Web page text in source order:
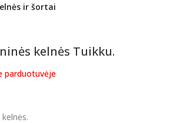
ir šortai
kelnės Tuikku.
parduotuvėje